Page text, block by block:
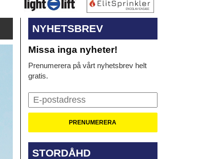
NYHETSBREV
Missa inga nyheter!
Prenumerera på vårt nyhetsbrev helt
gratis.
STORDÅHD